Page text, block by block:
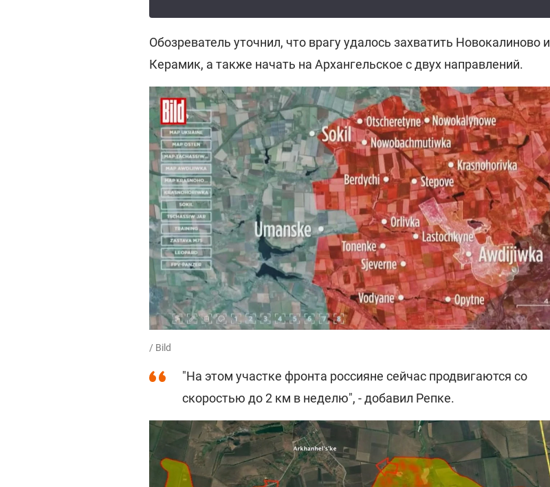
Обозреватель уточнил, что врагу удалось захватить Новокалиново и
Керамик, а также начать на Архангельское с двух направлений.
/ Bild
"На этом участке фронта россияне сейчас продвигаются со
скоростью до 2 км в неделю", - добавил Репке.